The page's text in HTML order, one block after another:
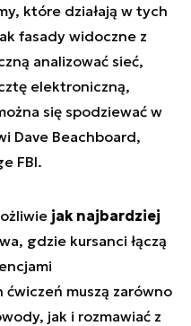
które działają w tych
fasady widoczne z
analizować sieć,
elektroniczną,
się spodziewać w
Dave Beachboard,
FBI.
jak najbardziej
gdzie kursanci łączą
muszą zarówno
jak i rozmawiać z